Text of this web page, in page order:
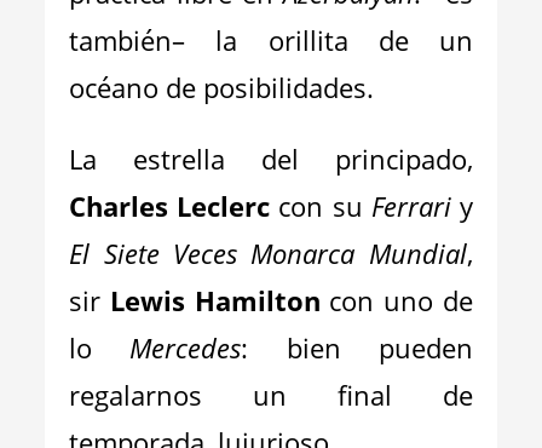
también– la orillita de un
océano de posibilidades.
La estrella del principado,
Charles Leclerc con su Ferrariy
El Siete Veces Monarca Mundial,
sir Lewis Hamilton con uno de
lo Mercedes: bien pueden
regalarnos un final de